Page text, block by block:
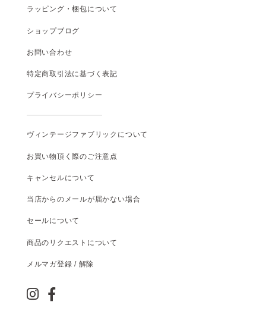
ラッピング・梱包について
ショップブログ
お問い合わせ
特定商取引法に基づく表記
プライバシーポリシー
ヴィンテージファブリックについて
お買い物頂く際のご注意点
キャンセルについて
当店からのメールが届かない場合
セールについて
商品のリクエストについて
メルマガ登録 / 解除